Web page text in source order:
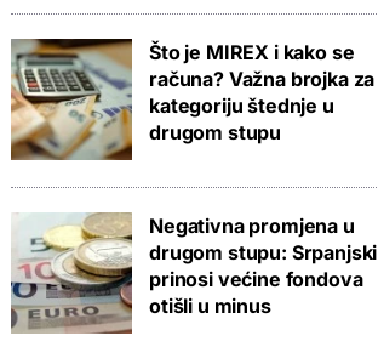
Što je MIREX i kako se
računa? Važna brojka za
kategoriju štednje u
drugom stupu
Negativna promjena u
drugom stupu: Srpanjski
prinosi većine fondova
otišli u minus